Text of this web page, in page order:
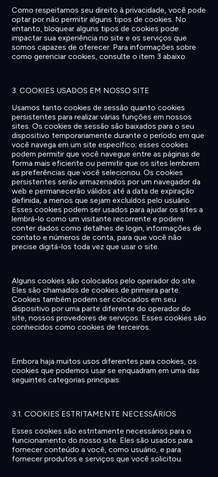
Como respeitamos seu direito à privacidade, você pode
optar por não permitir alguns tipos de cookies. No
entanto, bloquear alguns tipos de cookies pode
impactar sua experiência no site e os serviços que
somos capazes de oferecer. Para informações sobre
como gerenciar cookies, consulte o item 3 abaixo.
3. COOKIES USADOS EM NOSSO SITE
Usamos tanto cookies de sessão quanto cookies
persistentes para realizar várias funções em nossos
sites. Os cookies de sessão são baixados para o seu
dispositivo temporariamente durante o período em que
você navega em um site específico; esses cookies
podem permitir que você navegue entre as páginas de
forma mais eficiente ou permitir que os sites lembrem
as preferências que você selecionou. Os cookies
persistentes serão armazenados por um navegador da
web e permanecerão válidos até a data de expiração
definida, a menos que sejam excluídos pelo usuário.
Esses cookies podem ser usados para ajudar os sites a
lembrá-lo como um visitante recorrente e podem
conter dados como detalhes de login, informações de
contato e números de conta, para que você não
precise digitá-los toda vez que usar o site.
Alguns cookies são colocados pelo operador do site.
Eles são chamados de cookies de primeira parte.
Cookies também podem ser colocados em seu
dispositivo por uma parte diferente do operador do
site, nossos provedores de serviços. Esses cookies são
conhecidos como cookies de terceiros.
Embora haja muitos usos diferentes para cookies, os
cookies que podemos usar se enquadram em uma das
seguintes categorias principais:
3.1. COOKIES ESTRITAMENTE NECESSÁRIOS
Esses cookies são estritamente necessários para o
funcionamento do nosso site. Eles são usados para
fornecer conteúdo a você, como usuário, e para
fornecer produtos e serviços que você solicitou.